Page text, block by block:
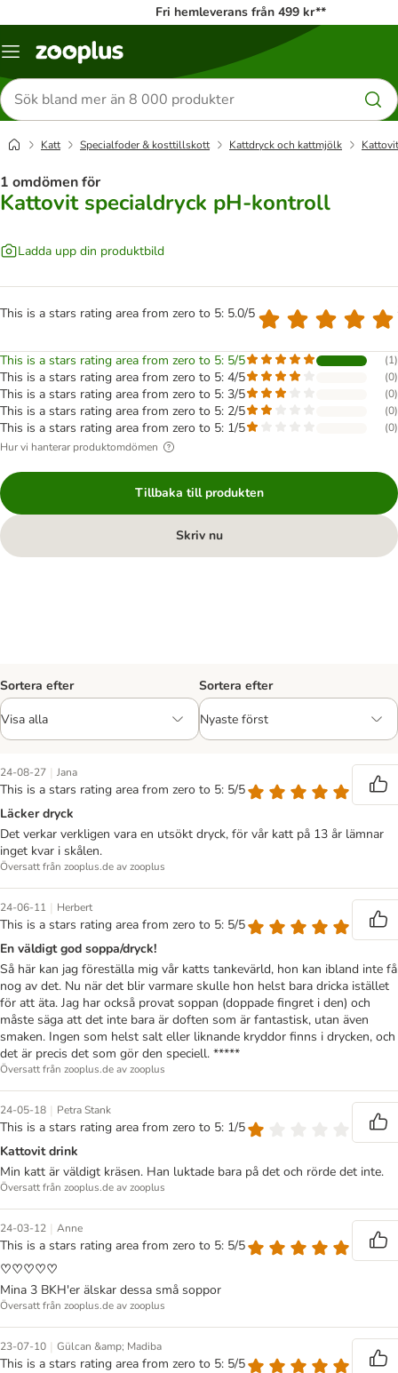
Fri hemleverans från 499 kr**
Katalogmeny
Sök
efter
produkter
Katt Specialfoder & kosttillskott Kattdryck och kattmjölk
1 omdömen för
Kattovit specialdryck pH-kontroll
Ladda upp din produktbild
This is a stars rating area from zero to 5: 5.0/5
This is a stars rating area from zero to 5: 5/5 (1)
This is a stars rating area from zero to 5: 4/5 (0)
This is a stars rating area from zero to 5: 3/5 (0)
This is a stars rating area from zero to 5: 2/5 (0)
This is a stars rating area from zero to 5: 1/5 (0)
Hur vi hanterar produktomdömen
Tillbaka till produkten
Skriv nu
Sortera efter Sortera efter
24-08-27 | Jana
This is a stars rating area from zero to 5: 5/5
Läcker dryck
Det verkar verkligen vara en utsökt dryck, för vår katt på 13 år lämnar
inget kvar i skålen.
Översatt från zooplus.de av zooplus
24-06-11 | Herbert
This is a stars rating area from zero to 5: 5/5
En väldigt god soppa/dryck!
Så här kan jag föreställa mig vår katts tankevärld, hon kan ibland inte få
nog av det. Nu när det blir varmare skulle hon helst bara dricka istället
för att äta. Jag har också provat soppan (doppade fingret i den) och
måste säga att det inte bara är doften som är fantastisk, utan även
smaken. Ingen som helst salt eller liknande kryddor finns i drycken, och
det är precis det som gör den speciell. *****
Översatt från zooplus.de av zooplus
24-05-18 | Petra Stank
This is a stars rating area from zero to 5: 1/5
Kattovit drink
Min katt är väldigt kräsen. Han luktade bara på det och rörde det inte.
Översatt från zooplus.de av zooplus
24-03-12 | Anne
This is a stars rating area from zero to 5: 5/5
♡♡♡♡♡
Mina 3 BKH'er älskar dessa små soppor
Översatt från zooplus.de av zooplus
23-07-10 | Gülcan &amp; Madiba
This is a stars rating area from zero to 5: 5/5